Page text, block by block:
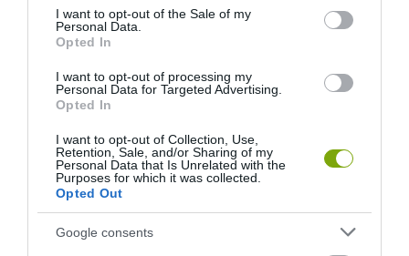
consent section.
I want to opt-out of the Sale of my
Personal Data.
Opted In
I want to opt-out of processing my
Personal Data for Targeted Advertising.
Opted In
I want to opt-out of Collection, Use,
Retention, Sale, and/or Sharing of my
Personal Data that Is Unrelated with the
Purposes for which it was collected.
Opted Out
Google consents
A KORALLZÁTONY NEM CSAK
500 EDDIG ISMERETLEN
LAKÓJÁT MUTATTA MEG
FEDŐ, ÉS MI TÖRTÉNIK